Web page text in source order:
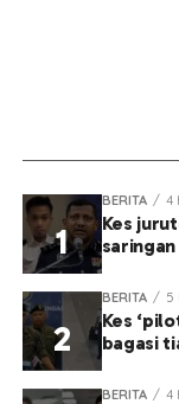
BERITA 4
Kes
saringan
BERITA 5
Kes
bagasi
BERITA 4